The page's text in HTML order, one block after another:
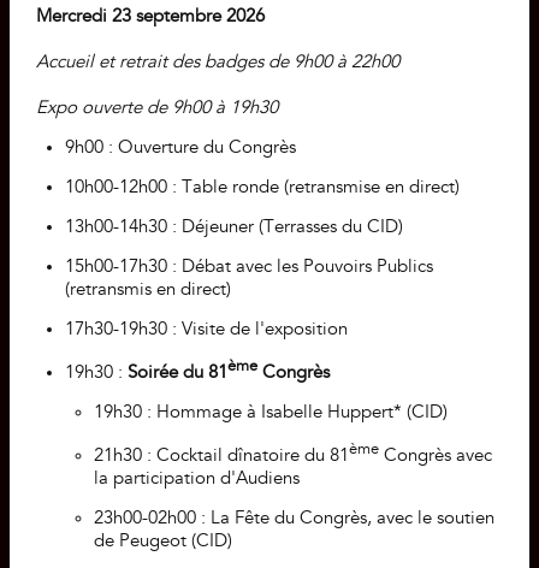
Mercredi 23 septembre 2026
Accueil et retrait des badges de 9h00 à 22h00
Expo ouverte de 9h00 à 19h30
9h00 : Ouverture du Congrès
10h00-12h00 : Table ronde (retransmise en direct)
13h00-14h30 : Déjeuner (Terrasses du CID)
15h00-17h30 : Débat avec les Pouvoirs Publics
(retransmis en direct)
17h30-19h30 : Visite de l'exposition
19h30 : Soirée du 81èmeCongrès
19h30 : Hommage à Isabelle Huppert* (CID)
21h30 : Cocktail dînatoire du 81èmeCongrès avec
la participation d'Audiens
23h00-02h00 : La Fête du Congrès, avec le soutien
de Peugeot (CID)